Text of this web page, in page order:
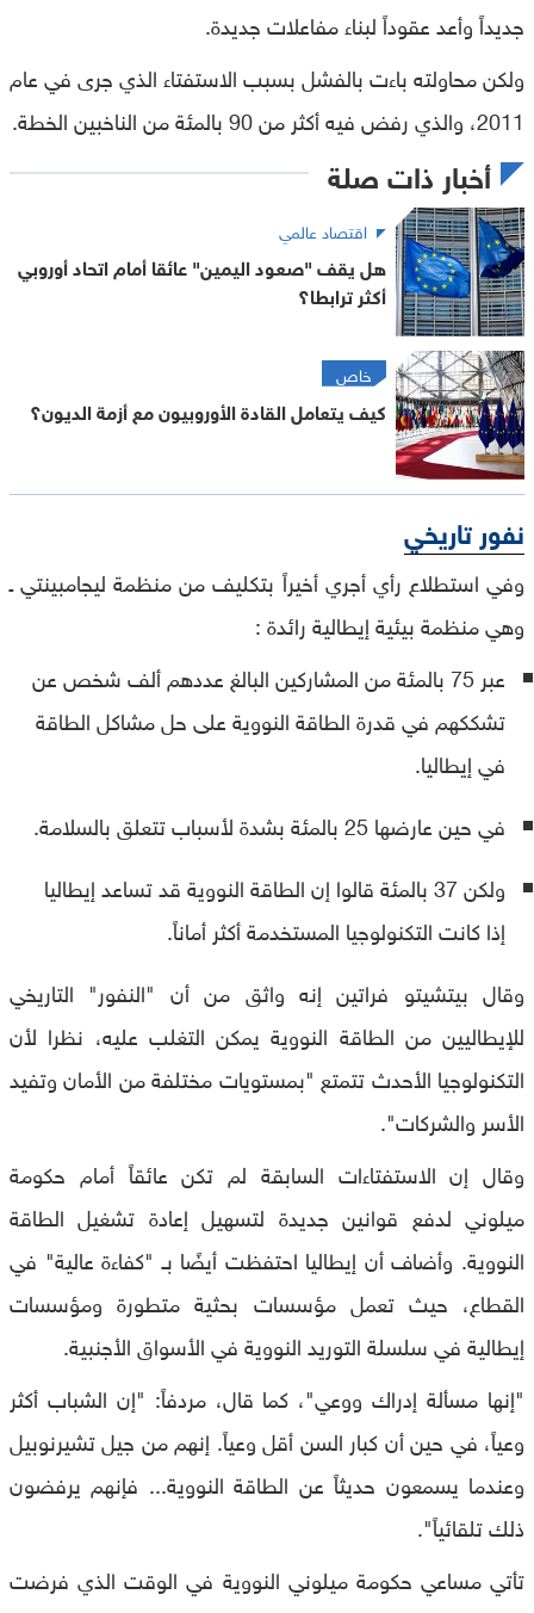
جديداً وأعد عقوداً لبناء مفاعلات جديدة.
ولكن محاولته باءت بالفشل بسبب الاستفتاء الذي جرى في عام
2011، والذي رفض فيه أكثر من 90 بالمئة من الناخبين الخطة.
أخبار ذات صلة
اقتصاد عالمي
هل يقف "صعود اليمين" عائقا أمام اتحاد أوروبي
أكثر ترابطا؟
خاص
كيف يتعامل القادة الأوروبيون مع أزمة الديون؟
نفور تاريخي
وفي استطلاع رأي أجري أخيراً بتكليف من منظمة ليجامبينتي ـ
وهي منظمة بيئية إيطالية رائدة :
عبر 75 بالمئة من المشاركين البالغ عددهم ألف شخص عن
تشككهم في قدرة الطاقة النووية على حل مشاكل الطاقة
في إيطاليا.
في حين عارضها 25 بالمئة بشدة لأسباب تتعلق بالسلامة.
ولكن 37 بالمئة قالوا إن الطاقة النووية قد تساعد إيطاليا
إذا كانت التكنولوجيا المستخدمة أكثر أماناً.
وقال بيتشيتو فراتين إنه واثق من أن "النفور" التاريخي
للإيطاليين من الطاقة النووية يمكن التغلب عليه، نظرا لأن
التكنولوجيا الأحدث تتمتع "بمستويات مختلفة من الأمان وتفيد
الأسر والشركات".
وقال إن الاستفتاءات السابقة لم تكن عائقاً أمام حكومة
ميلوني لدفع قوانين جديدة لتسهيل إعادة تشغيل الطاقة
النووية. وأضاف أن إيطاليا احتفظت أيضًا بـ "كفاءة عالية" في
القطاع، حيث تعمل مؤسسات بحثية متطورة ومؤسسات
إيطالية في سلسلة التوريد النووية في الأسواق الأجنبية.
"إنها مسألة إدراك ووعي"، كما قال، مردفاً: "إن الشباب أكثر
وعياً، في حين أن كبار السن أقل وعياً. إنهم من جيل تشيرنوبيل
وعندما يسمعون حديثاً عن الطاقة النووية... فإنهم يرفضون
ذلك تلقائياً".
تأتي مساعي حكومة ميلوني النووية في الوقت الذي فرضت